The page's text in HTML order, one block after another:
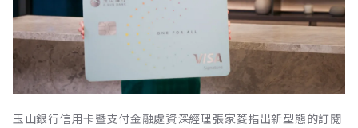
玉山銀行信用卡暨支付金融處資深經理張家菱指出新型態的訂閱